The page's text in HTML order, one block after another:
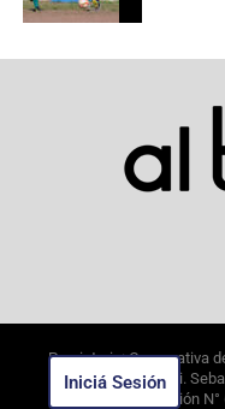
Propietario: Cooperativa
Alejandro Borghi.
. Edición N°
Iniciá Sesión